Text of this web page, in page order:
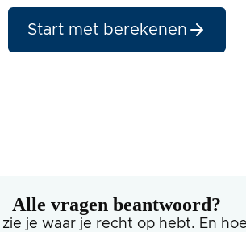
Start met berekenen
Alle vragen beantwoord?
zie je waar je recht op hebt. En